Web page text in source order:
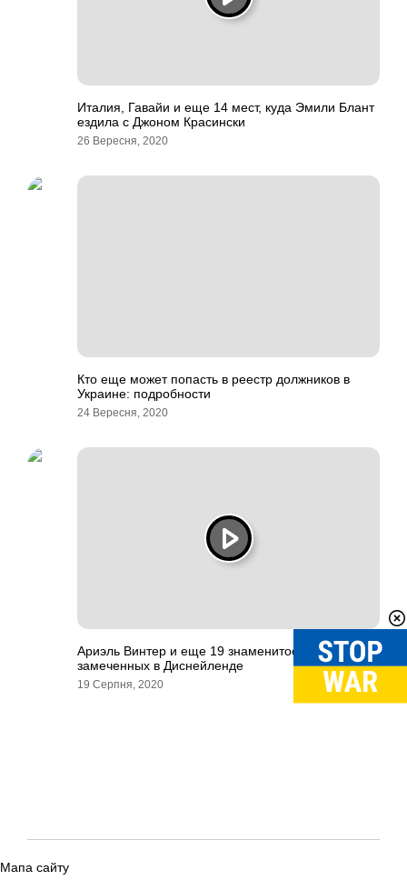
Италия, Гавайи и еще 14 мест, куда Эмили Блант
ездила с Джоном Красински
26 Вересня, 2020
Кто еще может попасть в реестр должников в
Украине: подробности
24 Вересня, 2020
Ариэль Винтер и еще 19 знаменитостей,
замеченных в Диснейленде
19 Серпня, 2020
Мапа сайту